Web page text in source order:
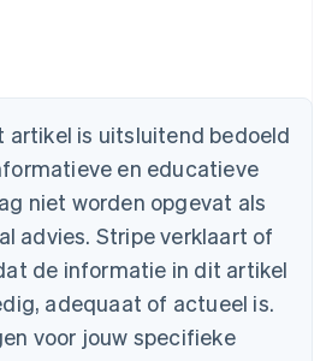
artikel is uitsluitend bedoeld
en educatieve
niet worden opgevat als
advies. Stripe verklaart of
de informatie in dit artikel
adequaat of actueel is.
voor jouw specifieke
DeutschEnglish